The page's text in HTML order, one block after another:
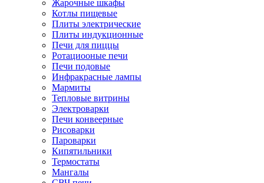
Жарочные шкафы
Котлы пищевые
Плиты электрические
Плиты индукционные
Печи для пиццы
Ротациооные печи
Печи подовые
Инфракрасные лампы
Мармиты
Тепловые витрины
Электроварки
Печи конвеерные
Рисоварки
Пароварки
Кипятильники
Термостаты
Мангалы